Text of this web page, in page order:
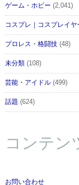
ゲーム・ホビー (2,041)
コスプレ｜コスプレイ
プロレス・格闘技 (48)
未分類 (108)
芸能・アイドル (499)
話題 (624)
コンテン
お問い合わせ